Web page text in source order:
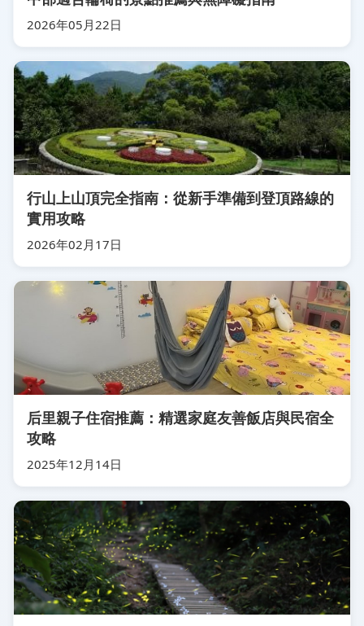
2026年05月22日
行山上山頂完全指南：從新手準備到登頂路線的
實用攻略
2026年02月17日
后里親子住宿推薦：精選家庭友善飯店與民宿全
攻略
2025年12月14日